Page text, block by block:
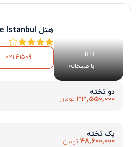
B.B
با صبحانه
هتل Golden Age Istanbul
021-41509
دو تخته
33,550,000 تومان
یک تخته
48,600,000 تومان